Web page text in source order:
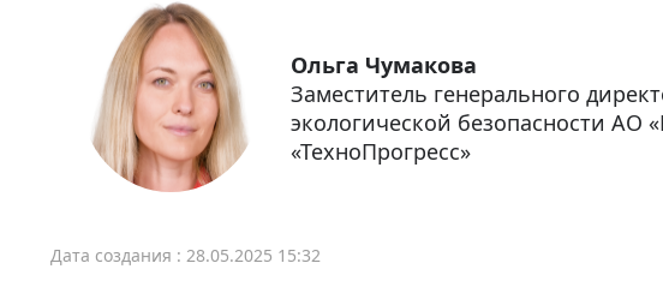
Ольга Чумакова
Заместитель генерального
экологической безопасности АО
«ТехноПрогресс»
Дата создания : 28.05.2025 15:32